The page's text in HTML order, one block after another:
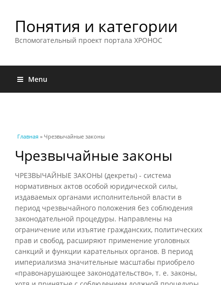
Понятия и категории
Вспомогательный проект портала ХРОНОС
Menu
Вы здесь
Главная » Чрезвычайные законы
Чрезвычайные законы
ЧРЕЗВЫЧАЙНЫЕ ЗАКОНЫ (декреты) - система
нормативных актов особой юридической силы,
издаваемых органами исполнительной власти в
период чрезвычайного положения без соблюдения
законодательной процедуры. Направлены на
ограничение или изъятие гражданских, политических
прав и свобод, расширяют применение уголовных
санкций и функции карательных органов. В период
империализма значительные масштабы приобрело
«правонарушающее законодательство», т. е. законы,